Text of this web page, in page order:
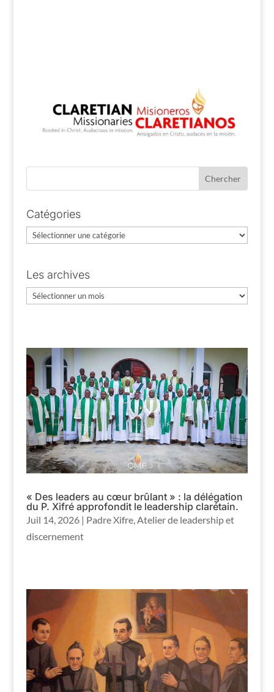
Catégories
Catégories
Les archives
Les
« Des leaders au cœur brûlant » : la délégation
du P. Xifré approfondit le leadership clarétain.
Juil 14, 2026| Padre Xifre, Atelier de leadership et
discernement